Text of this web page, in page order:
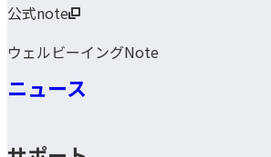
公式note
ウェルビーイングNote
ニュース